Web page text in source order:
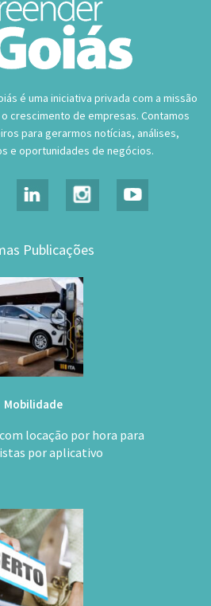
é uma iniciativa privada com a missão
crescimento de empresas. Contamos
para gerarmos notícias, análises,
e oportunidades de negócios.
Publicações
Mobilidade
locação por hora para
por aplicativo